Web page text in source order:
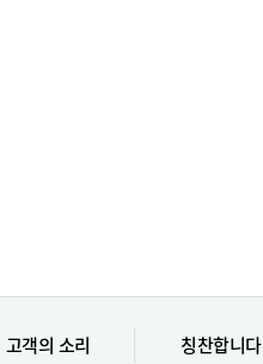
고객의 소리 칭찬합니다